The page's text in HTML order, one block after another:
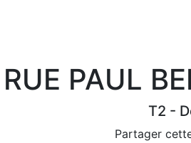
PAUL
T2 -
Partager